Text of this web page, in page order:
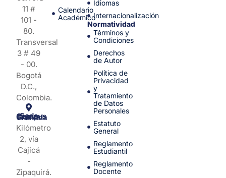
11 #
101 -
80.
Transversal
3 # 49
- 00.
Bogotá
D.C.,
Colombia.
Sede Campus Nueva Granada
Kilómetro
2, vía
Cajicá
-
Zipaquirá.
Calendario
Académico
Idiomas
Internacionalización
Normatividad
Términos y
Condiciones
Derechos
de Autor
Política de
Privacidad
y
Tratamiento
de Datos
Personales
Estatuto
General
Reglamento
Estudiantil
Reglamento
Docente